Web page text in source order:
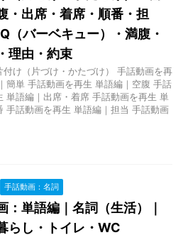
・出席・着席・順番・担
（バーベキュー）・満腹・
理由・約束
付け（片づけ・かたづけ） 手話動画を再
簡単 手話動画を再生 単語編｜空腹 手話
単語編｜出席・着席 手話動画を再生 単
手話動画を再生 単語編｜担当 手話動画
手話動画：名詞
：単語編｜名詞（生活）｜
らし・トイレ・WC